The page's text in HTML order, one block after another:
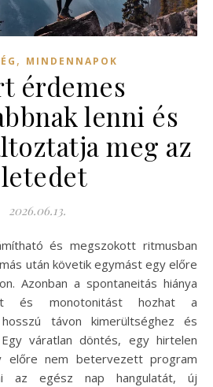
, MINDENNAPOK
érdemes
lenni és
meg az
2026.06.13.
után követik egymást egy előre
Azonban a spontaneitás hiánya
és monotonitást hozhat a
távon kimerültséghez és
váratlan döntés, egy hirtelen
előre nem betervezett program
az egész nap hangulatát, új